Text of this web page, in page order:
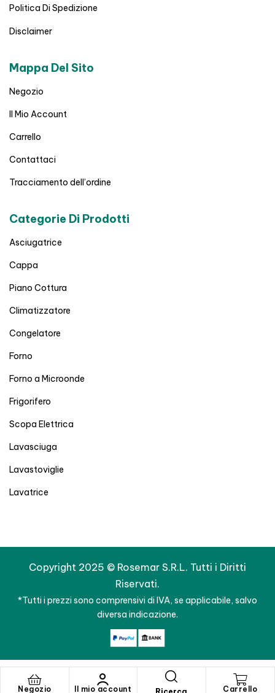
Negozio Il mio account Carrello
Politica Di Spedizione
Disclaimer
Mappa Del Sito
Negozio
Il Mio Account
Carrello
Contattaci
Tracciamento dell’ordine
Categorie Di Prodotti
Asciugatrice
Cappa
Piano Cottura
Climatizzatore
Congelatore
Forno
Forno a Microonde
Frigorifero
Scopa Elettrica
Lavasciuga
Lavastoviglie
Lavatrice
Copyright 2025 © Rosemar S.R.L. Tutti i Diritti
Riservati.
*Tutti i prezzi sono comprensivi di IVA, se applicabile, salvo
diversa indicazione.